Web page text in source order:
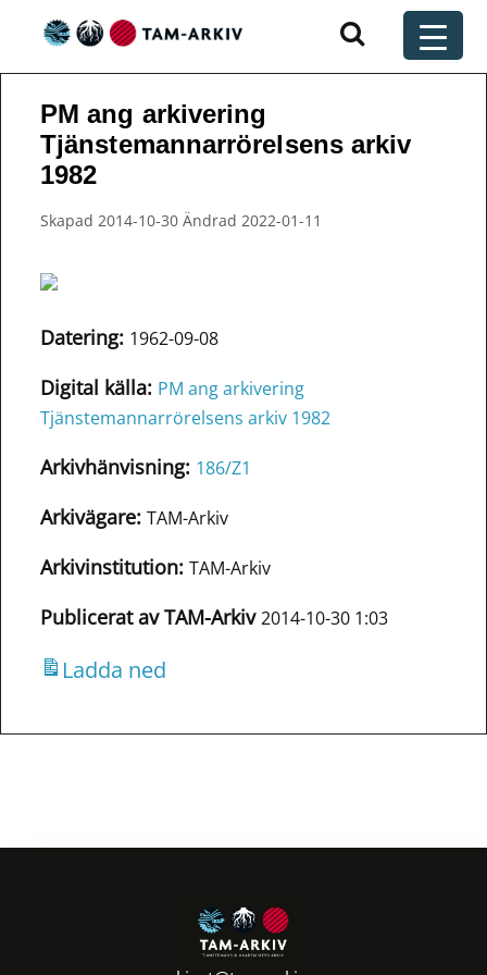
Huvudnavigering
PM ang arkivering
Tjänstemannarrörelsens arkiv
1982
Skapad 2014-10-30 Ändrad 2022-01-11
Datering: 1962-09-08
Digital källa: PM ang arkivering
Tjänstemannarrörelsens arkiv 1982
Arkivhänvisning: 186/Z1
Arkivägare: TAM-Arkiv
Arkivinstitution: TAM-Arkiv
Publicerat av TAM-Arkiv2014-10-30 1:03
Ladda ned